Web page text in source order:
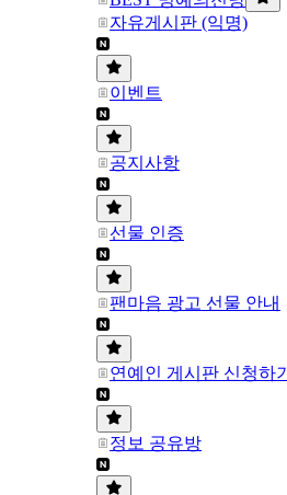
자유게시판 (익명)
이벤트
공지사항
선물 인증
팬마음 광고 선물 안내
연예인 게시판 신청하기
정보 공유방